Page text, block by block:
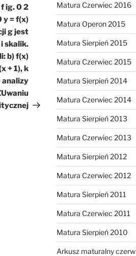
ig. 0 2
y = f(x)
g jest
skalik.
b) f(x)
+ 1), k
analizy
Matura Czerwiec 2016
Matura Operon 2015
Matura Sierpień 2015
Matura Czerwiec 2015
Matura Sierpień 2014
Matura Czerwiec 2014
Matura Sierpień 2013
Matura Czerwiec 2013
Matura Sierpień 2012
Matura Czerwiec 2012
Matura Sierpień 2011
Matura Czerwiec 2011
Matura Sierpień 2010
Arkusz maturalny